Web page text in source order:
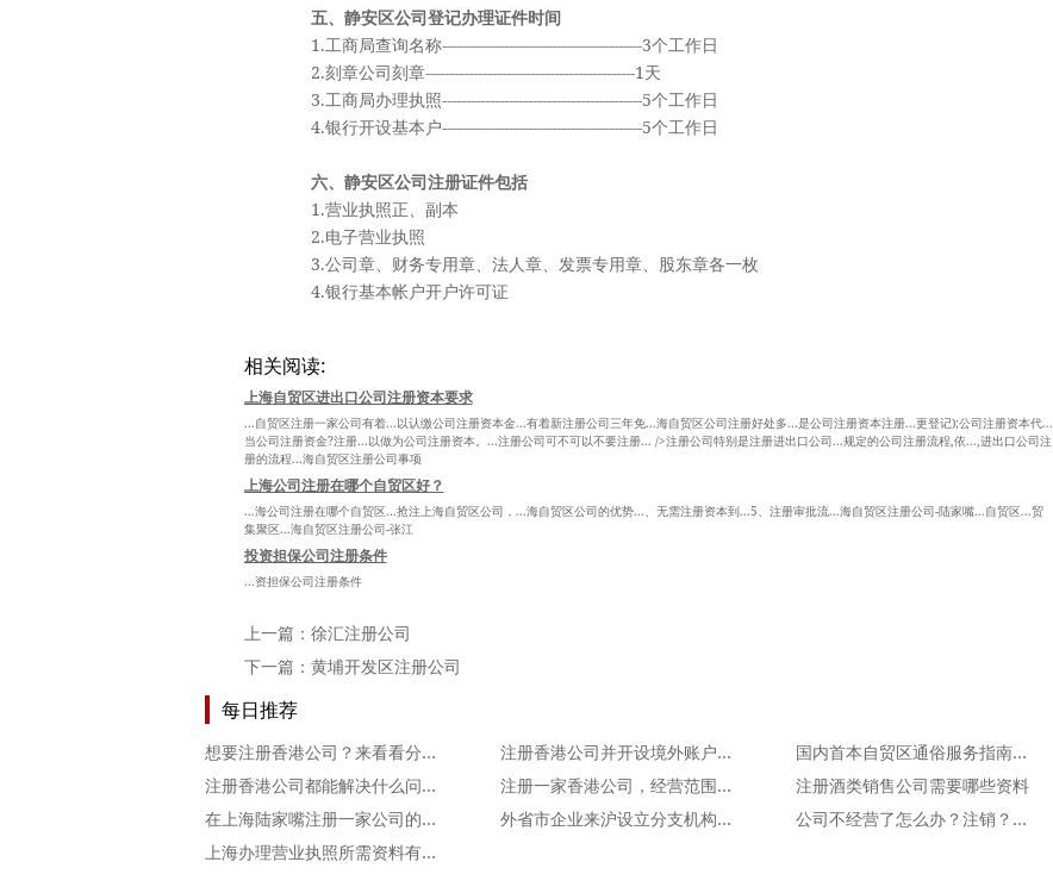
五、静安区公司登记办理证件时间
1.工商局查询名称------------------------------------------3个工作日
2.刻章公司刻章--------------------------------------------1天
3.工商局办理执照------------------------------------------5个工作日
4.银行开设基本户------------------------------------------5个工作日
六、静安区公司注册证件包括
1.营业执照正、副本
2.电子营业执照
3.公司章、财务专用章、法人章、发票专用章、股东章各一枚
4.银行基本帐户开户许可证
相关阅读:
上海自贸区进出口公司注册资本要求
...自贸区注册一家公司有着...以认缴公司注册资本金...有着新注册公司三年免...海自贸区公司注册好处多...是公司注册资本注册...更登记);公司注册资本代...
当公司注册资金?注册...以做为公司注册资本。...注册公司可不可以不要注册... />注册公司特别是注册进出口公司...规定的公司注册流程,依...,进出口公司注
册的流程...海自贸区注册公司事项
上海公司注册在哪个自贸区好？
...海公司注册在哪个自贸区...抢注上海自贸区公司，...海自贸区公司的优势...、无需注册资本到...5、注册审批流...海自贸区注册公司-陆家嘴...自贸区...贸
集聚区...海自贸区注册公司-张江
投资担保公司注册条件
...资担保公司注册条件
上一篇： 徐汇注册公司
下一篇： 黄埔开发区注册公司
每日推荐
想要注册香港公司？来看看分类有哪些吧！ 注册香港公司并开设境外账户有什么好处
国内首本自贸区通俗服务指南《自贸区打通关》一书出版
注册香港公司都能解决什么问题？
注册一家香港公司，经营范围有什么限制吗？
注册酒类销售公司需要哪些资料
在上海陆家嘴注册一家公司的主要条件和流程有哪些
外省市企业来沪设立分支机构所需哪些材料？
公司不经营了怎么办？注销？转让？零申报？哪种最省钱？
上海办理营业执照所需资料有哪些